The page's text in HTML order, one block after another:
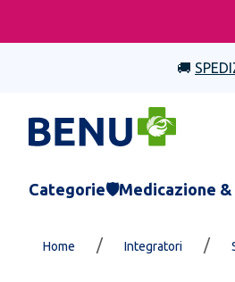
🚚
Categorie🛡️Medicazione &
Home / Integratori /